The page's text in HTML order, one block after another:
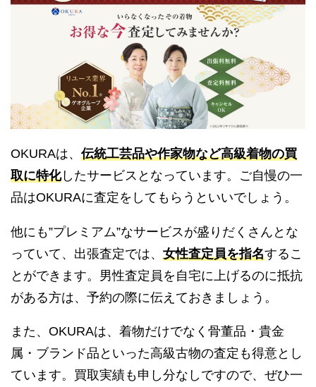
OKURAは、 伝統工芸品や作家物など高級着物の買
取に特化したサービスとなっています。ご自慢の一
品はOKURAに査定をしてもらうといいでしょう。
他にも”プレミアム”なサービスが盛りだくさんとな
っていて、出張査定では、 女性査定員を指名するこ
とができます。男性査定員を自宅に上げるのに抵抗
がある方は、予約の際に伝えておきましょう。
また、OKURAは、着物だけでなく骨董品・貴金
属・ブランド品といった高級古物の査定も得意とし
ています。買取実績も申し分なしですので、ぜひ一